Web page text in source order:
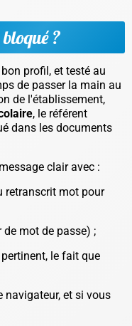
?
profil, et testé au
de passer la main au
de l'établissement,
, le référent
dans les documents
clair avec :
retranscrit mot pour
de mot de passe) ;
le fait que
navigateur, et si vous